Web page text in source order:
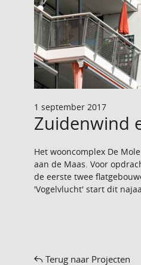
1 september 2017
Zuidenwind
Het wooncomplex De
aan de Maas. Voor
de eerste twee
'Vogelvlucht' start dit
Terug naar Projecten